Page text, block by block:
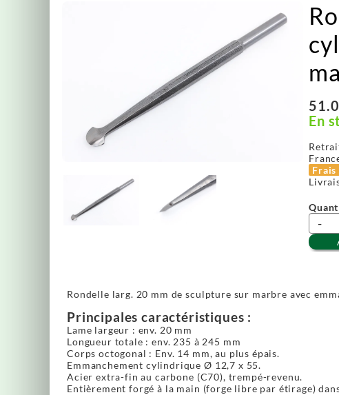
En
-
Rondelle larg. 20 mm de sculpture sur marbre avec
Principales caractéristiques :
Lame largeur : env. 20 mm
Longueur totale : env. 235 à 245 mm
Corps octogonal : Env. 14 mm, au plus épais.
Emmanchement cylindrique Ø 12,7 x 55.
Acier extra-fin au carbone (C70), trempé-revenu.
Entièrement forgé à la main (forge libre par étirage)